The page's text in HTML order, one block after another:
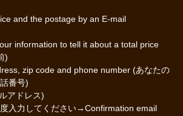
and the postage by an E-mail
information to tell it about a total price
)
zip code and phone number (あなたの
番号)
アドレス)
入力してください→Confirmation email